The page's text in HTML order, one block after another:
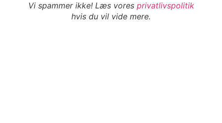
Vi spammer ikke! Læs vores privatlivspolitik
hvis du vil vide mere.